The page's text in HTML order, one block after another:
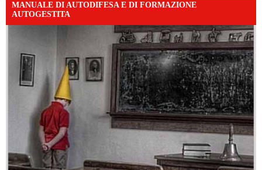
MANUALE DI AUTODIFESA E DI FORMAZIONE
AUTOGESTITA